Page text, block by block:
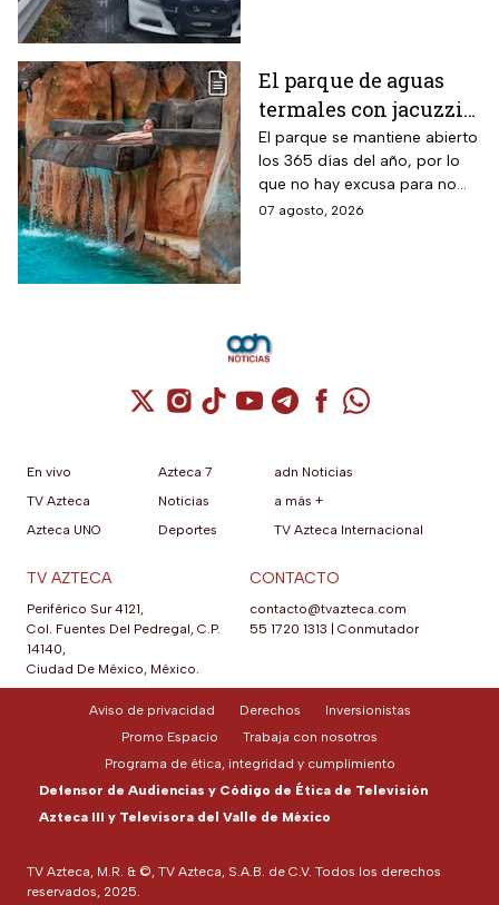
El parque de aguas
termales con jacuzzis
y cabañas a 2 horas de
CDMX donde este
grupo de adultos
mayores paga la
El parque se mantiene abierto
los 365 días del año, por lo
que no hay excusa para no
visitar este hermoso lugar
07 agosto, 2026
Cuenta de X / Twitter (se abre en una
Cuenta de Instagram (se abre en una
Cuenta de TikTok (se abre en
Cuenta de YouTube (se abre
Cuenta de Telegram (se
Cuenta de
Cuenta de
En vivo
TV Azteca
Azteca UNO
Azteca 7
Noticias
Deportes
adn Noticias
a más +
TV Azteca Internacional
TV AZTECA
Periférico Sur 4121,
Col. Fuentes Del Pedregal, C.P.
14140,
Ciudad De México, México.
CONTACTO
contacto@tvazteca.com
55 1720 1313
Conmutador
TV Azteca, M.R. & ©, TV Azteca, S.A.B. de C.V. Todos los derechos
reservados, 2025.
Aviso de privacidad Derechos
Inversionistas
Promo Espacio
Trabaja con nosotros
Programa de ética, integridad y cumplimiento
Defensor de Audiencias y Código de Ética de Televisión
Azteca III y Televisora del Valle de México